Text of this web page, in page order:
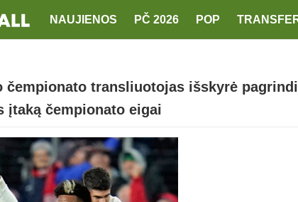
NAUJIENOS PČ 2026 POP
čempionato transliuotojas išskyrė
įtaką čempionato eigai